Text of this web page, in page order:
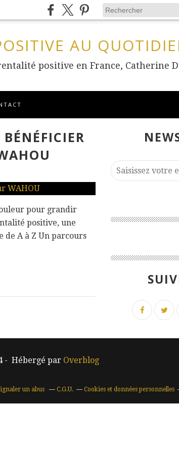
AU
positive en France, Catherine
pour grandir
positive, une
de A à Z Un parcours
- Hébergé par Overblog
un abus C.G.U. Cookies et données personnelles